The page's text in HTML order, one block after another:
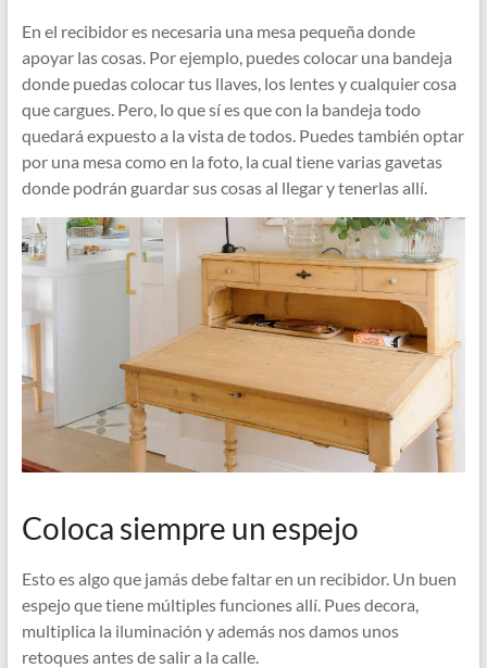
En el recibidor es necesaria una mesa pequeña donde
apoyar las cosas. Por ejemplo, puedes colocar una bandeja
donde puedas colocar tus llaves, los lentes y cualquier cosa
que cargues. Pero, lo que sí es que con la bandeja todo
quedará expuesto a la vista de todos. Puedes también optar
por una mesa como en la foto, la cual tiene varias gavetas
donde podrán guardar sus cosas al llegar y tenerlas allí.
Coloca siempre un espejo
Esto es algo que jamás debe faltar en un recibidor. Un buen
espejo que tiene múltiples funciones allí. Pues decora,
multiplica la iluminación y además nos damos unos
retoques antes de salir a la calle.